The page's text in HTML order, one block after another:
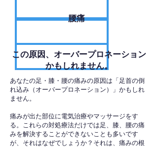
腰痛
​この原因、オーバープロネーション
かもしれません。
あなたの足・膝・腰の痛みの原因は「足首の倒
れ込み（オーバープロネーション）」かもしれ
ません。
痛みが出た部位に電気治療やマッサージをす
る。これらの対処療法だけでは足、膝、腰の痛
みを解決することができないことも多いです
が、それはなぜでしょうか？それは、痛みの根